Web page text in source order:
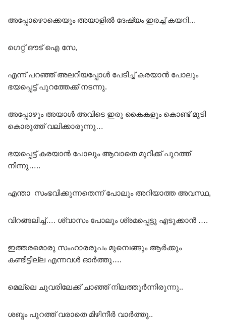
അപ്പോഴൊക്കെയും അയാളിൽ ദേഷ്യം ഇരച്ച് കയറി…
ഗെറ്റ് ഔട് ഐ സേ,
എന്ന് പറഞ്ഞ് അലറിയപ്പോൾ പേടിച്ച് കരയാൻ പോലും
ഭയപ്പെട്ട് പുറത്തേക്ക് നടന്നു.
അപ്പോഴും അയാൾ അവിടെ ഇരു കൈകളും കൊണ്ട് മുടി
കൊരുത്ത് വലിക്കാരുന്നു…
ഭയപ്പെട്ട് കരയാൻ പോലും ആവാതെ മുറിക്ക് പുറത്ത്
നിന്നു…..
എന്താ സംഭവിക്കുന്നതെന്ന് പോലും അറിയാത്ത അവസ്ഥ,
വിറങ്ങലിച്ച്…. ശ്വാസം പോലും ശ്രമപ്പെട്ടു എടുക്കാൻ ….
ഇത്തരമൊരു സംഹാരരൂപം മുമ്പെങ്ങും ആർക്കും
കണ്ടിട്ടില്ല എന്നവൾ ഓർത്തു….
മെല്ലെ ചുവരിലേക്ക് ചാഞ്ഞ് നിലത്തൂർന്നിരുന്നു..
ശബ്ദം പുറത്ത് വരാതെ മിഴിനീർ വാർത്തു..